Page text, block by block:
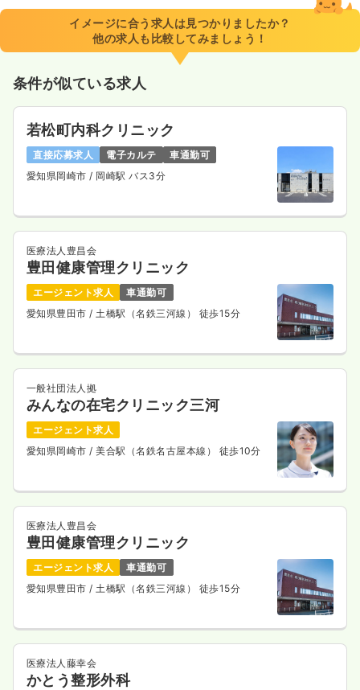
イメージに合う求人は見つかりましたか？
他の求人も比較してみましょう！
条件が似ている求人
若松町内科クリニック
直接応募求人 電子カルテ
車通勤可
愛知県岡崎市 / 岡崎駅 バス3分
医療法人豊昌会
豊田健康管理クリニック
エージェント求人
車通勤可
愛知県豊田市 / 土橋駅（名鉄三河線） 徒歩15分
一般社団法人拠
みんなの在宅クリニック三河
エージェント求人
愛知県岡崎市 / 美合駅（名鉄名古屋本線） 徒歩10分
医療法人豊昌会
豊田健康管理クリニック
エージェント求人
車通勤可
愛知県豊田市 / 土橋駅（名鉄三河線） 徒歩15分
医療法人藤幸会
かとう整形外科